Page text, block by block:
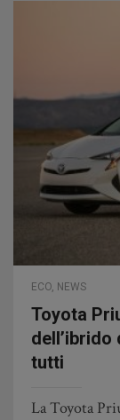
ECO, NEWS
Toyota
tutti
La Toyota